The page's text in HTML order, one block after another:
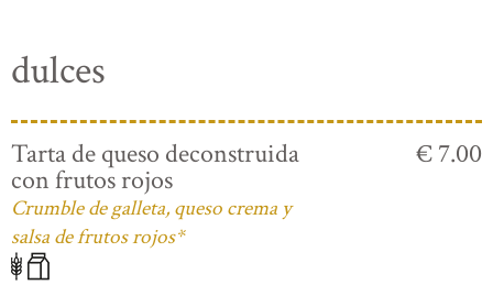
dulces
Tarta de queso deconstruida
con frutos rojos
Crumble de galleta, queso crema y
salsa de frutos rojos*
€ 7.00